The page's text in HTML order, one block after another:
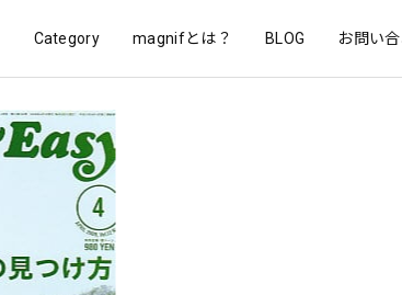
Category magnifとは？ BLOG お問い